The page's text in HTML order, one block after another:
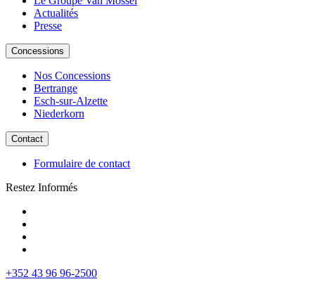
Actualités
Presse
Concessions
Nos Concessions
Bertrange
Esch-sur-Alzette
Niederkorn
Contact
Formulaire de contact
Restez Informés
+352 43 96 96-2500